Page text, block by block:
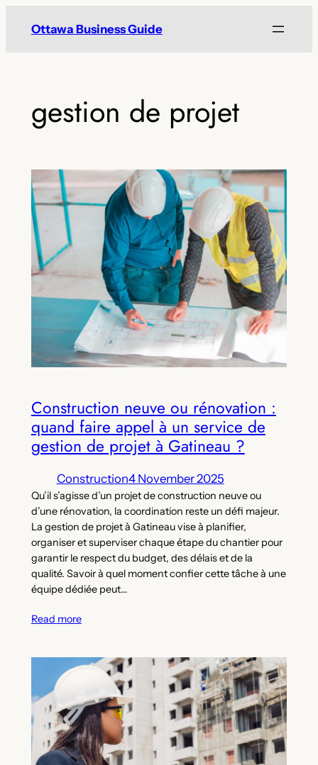
Ottawa Business Guide
gestion de projet
Construction neuve ou rénovation :
quand faire appel à un service de
gestion de projet à Gatineau ?
Construction4 November 2025
Qu’il s’agisse d’un projet de construction neuve ou
d’une rénovation, la coordination reste un défi majeur.
La gestion de projet à Gatineau vise à planifier,
organiser et superviser chaque étape du chantier pour
garantir le respect du budget, des délais et de la
qualité. Savoir à quel moment confier cette tâche à une
équipe dédiée peut…
Read more